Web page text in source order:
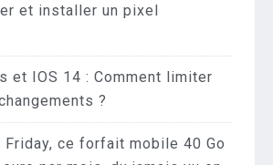
et installer un pixel
et IOS 14 : Comment limiter
?
Friday, ce forfait mobile 40 Go